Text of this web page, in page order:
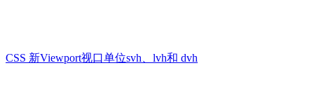
CSS 新Viewport视口单位svh、lvh和 dvh